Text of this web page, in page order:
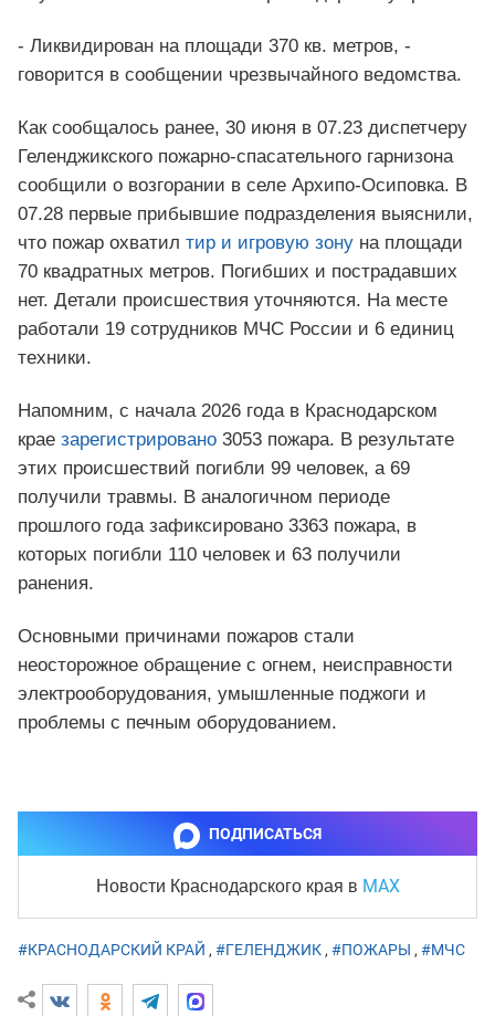
- Ликвидирован на площади 370 кв. метров, -
говорится в сообщении чрезвычайного ведомства.
Как сообщалось ранее, 30 июня в 07.23 диспетчеру
Геленджикского пожарно-спасательного гарнизона
сообщили о возгорании в селе Архипо-Осиповка. В
07.28 первые прибывшие подразделения выяснили,
что пожар охватил тир и игровую зону на площади
70 квадратных метров. Погибших и пострадавших
нет. Детали происшествия уточняются. На месте
работали 19 сотрудников МЧС России и 6 единиц
техники.
Напомним, с начала 2026 года в Краснодарском
крае зарегистрировано 3053 пожара. В результате
этих происшествий погибли 99 человек, а 69
получили травмы. В аналогичном периоде
прошлого года зафиксировано 3363 пожара, в
которых погибли 110 человек и 63 получили
ранения.
Основными причинами пожаров стали
неосторожное обращение с огнем, неисправности
электрооборудования, умышленные поджоги и
проблемы с печным оборудованием.
ПОДПИСАТЬСЯ
Новости Краснодарского края в MAX
#КРАСНОДАРСКИЙ КРАЙ , #ГЕЛЕНДЖИК, #ПОЖАРЫ , #МЧС